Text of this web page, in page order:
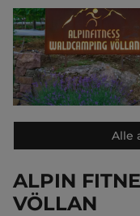
Alle
ALPIN
VÖLLAN